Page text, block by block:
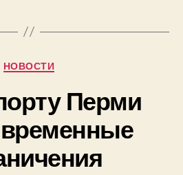
Рубрики
НОВОСТИ
Перми